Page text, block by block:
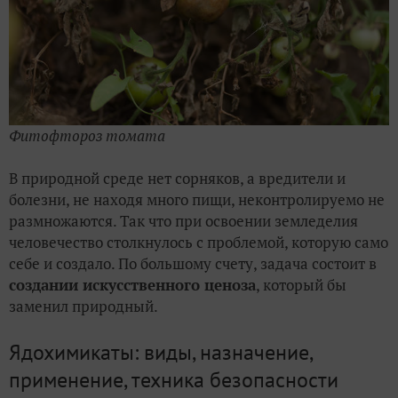
Фитофтороз томата
В природной среде нет сорняков, а вредители и
болезни, не находя много пищи, неконтролируемо не
размножаются. Так что при освоении земледелия
человечество столкнулось с проблемой, которую само
себе и создало. По большому счету, задача состоит в
создании искусственного ценоза, который бы
заменил природный.
Ядохимикаты: виды, назначение,
применение, техника безопасности